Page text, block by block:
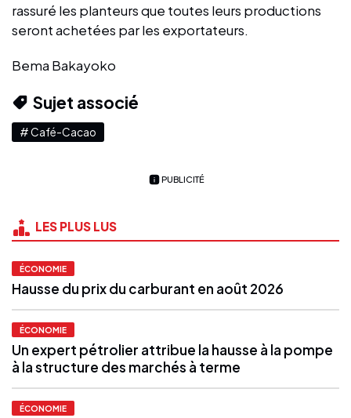
rassuré les planteurs que toutes leurs productions
seront achetées par les exportateurs.
Bema Bakayoko
Sujet associé
# Café-Cacao
PUBLICITÉ
LES PLUS LUS
ÉCONOMIE
Hausse du prix du carburant en août 2026
ÉCONOMIE
Un expert pétrolier attribue la hausse à la pompe
à la structure des marchés à terme
ÉCONOMIE